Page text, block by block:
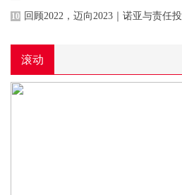
10 回顾2022，迈向2023｜诺亚与责任投
滚动